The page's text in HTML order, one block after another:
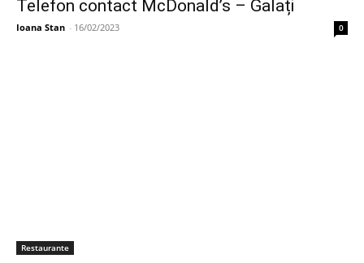
Telefon contact McDonald’s – Galați
Ioana Stan - 16/02/2023 0
Restaurante